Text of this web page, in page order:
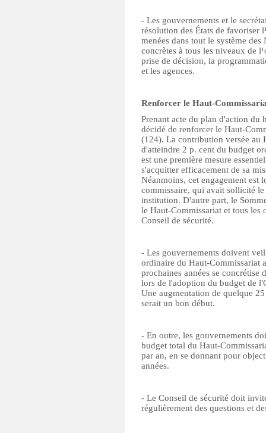
- Les gouvernements et le
résolution des États de favoriser
menées dans tout le système
concrètes à tous les niveaux de
prise de décision, la
et les agences.
Renforcer le Haut-
Prenant acte du plan d'action du
décidé de renforcer le Haut-
(124). La contribution versée au
d'atteindre 2 p. cent du budget
est une première mesure
s'acquitter efficacement de sa
Néanmoins, cet engagement est
commissaire, qui avait sollicité le
institution. D'autre part, le
le Haut-Commissariat et tous
Conseil de sécurité.
- Les gouvernements doivent
ordinaire du Haut-Commissariat
prochaines années se concrétise
lors de l'adoption du budget de
Une augmentation de quelque
serait un bon début.
- En outre, les gouvernements
budget total du Haut-
par an, en se donnant pour
années.
- Le Conseil de sécurité doit
régulièrement des questions et